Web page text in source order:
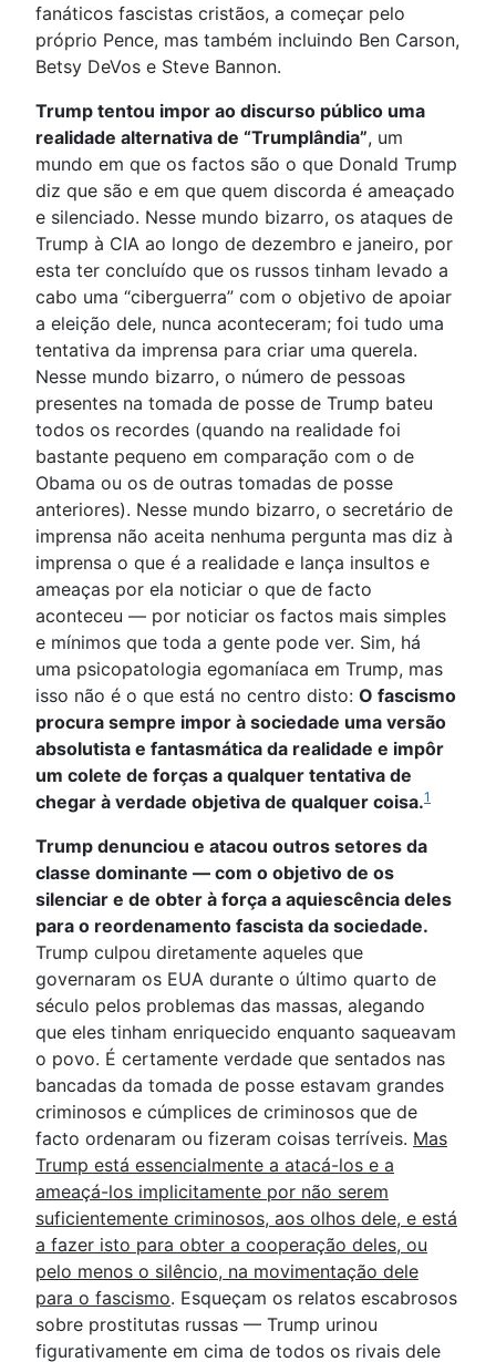
fanáticos fascistas cristãos, a começar pelo
próprio Pence, mas também incluindo Ben Carson,
Betsy DeVos e Steve Bannon.
Trump tentou impor ao discurso público uma
realidade alternativa de “Trumplândia”, um
mundo em que os factos são o que Donald Trump
diz que são e em que quem discorda é ameaçado
e silenciado. Nesse mundo bizarro, os ataques de
Trump à CIA ao longo de dezembro e janeiro, por
esta ter concluído que os russos tinham levado a
cabo uma “ciberguerra” com o objetivo de apoiar
a eleição dele, nunca aconteceram; foi tudo uma
tentativa da imprensa para criar uma querela.
Nesse mundo bizarro, o número de pessoas
presentes na tomada de posse de Trump bateu
todos os recordes (quando na realidade foi
bastante pequeno em comparação com o de
Obama ou os de outras tomadas de posse
anteriores). Nesse mundo bizarro, o secretário de
imprensa não aceita nenhuma pergunta mas diz à
imprensa o que é a realidade e lança insultos e
ameaças por ela noticiar o que de facto
aconteceu — por noticiar os factos mais simples
e mínimos que toda a gente pode ver. Sim, há
uma psicopatologia egomaníaca em Trump, mas
isso não é o que está no centro disto: O fascismo
procura sempre impor à sociedade uma versão
absolutista e fantasmática da realidade e impôr
um colete de forças a qualquer tentativa de
chegar à verdade objetiva de qualquer coisa.1
Trump denunciou e atacou outros setores da
classe dominante — com o objetivo de os
silenciar e de obter à força a aquiescência deles
para o reordenamento fascista da sociedade.
Trump culpou diretamente aqueles que
governaram os EUA durante o último quarto de
século pelos problemas das massas, alegando
que eles tinham enriquecido enquanto saqueavam
o povo. É certamente verdade que sentados nas
bancadas da tomada de posse estavam grandes
criminosos e cúmplices de criminosos que de
facto ordenaram ou fizeram coisas terríveis. Mas
Trump está essencialmente a atacá-los e a
ameaçá-los implicitamente por não serem
suficientemente criminosos, aos olhos dele, e está
a fazer isto para obter a cooperação deles, ou
pelo menos o silêncio, na movimentação dele
para o fascismo. Esqueçam os relatos escabrosos
sobre prostitutas russas — Trump urinou
figurativamente em cima de todos os rivais dele